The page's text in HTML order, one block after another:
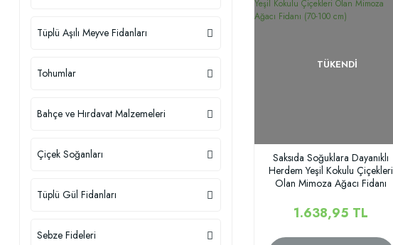
Tüplü Aşılı Meyve Fidanları
Tohumlar
Bahçe ve Hırdavat Malzemeleri
Çiçek Soğanları
Tüplü Gül Fidanları
Sebze Fideleri
TÜKENDI
Saksıda Soğuklara Dayanıklı
Herdem Yeşil Kokulu Çiçekleri
Olan Mimoza Ağacı Fidanı
1.638,95 TL